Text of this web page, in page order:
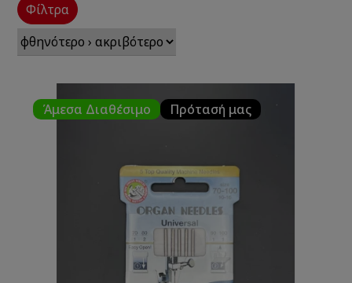
Φίλτρα
Άμεσα Διαθέσιμο Πρότασή μας